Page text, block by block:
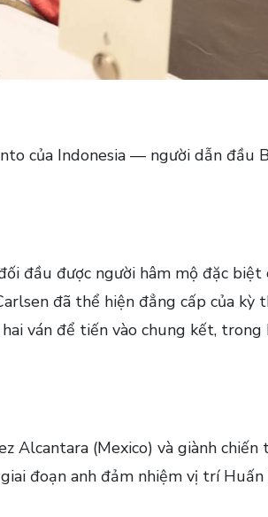
của Indonesia — người dẫn đầu
đầu được người hâm mộ đặc
đã thể hiện đẳng cấp của kỳ
ván để tiến vào chung kết,
Alcantara (Mexico) và giành chiến
đoạn anh đảm nhiệm vị trí